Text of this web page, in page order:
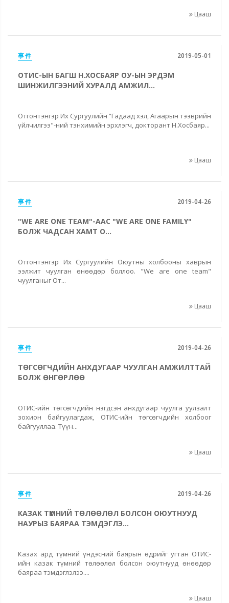
Цааш
事件 2019-05-01
ОТИС-ЫН БАГШ Н.ХОСБАЯР ОУ-ЫН ЭРДЭМ
ШИНЖИЛГЭЭНИЙ ХУРАЛД АМЖИЛ...
Отгонтэнгэр Их Сургуулийн “Гадаад хэл, Агаарын тээврийн
үйлчилгээ"-ний тэнхимийн эрхлэгч, докторант Н.Хосбаяр...
Цааш
事件 2019-04-26
"WE ARE ONE TEAM"-ААС "WE ARE ONE FAMILY"
БОЛЖ ЧАДСАН ХАМТ О...
Отгонтэнгэр Их Сургуулийн Оюутны холбооны хаврын
ээлжит чуулган өнөөдөр боллоо. "We are one team"
чуулганыг От...
Цааш
事件 2019-04-26
ТӨГСӨГЧДИЙН АНХДУГААР ЧУУЛГАН АМЖИЛТТАЙ
БОЛЖ ӨНГӨРЛӨӨ
ОТИС-ийн төгсөгчдийн нэгдсэн анхдугаар чуулга уулзалт
зохион байгуулагдаж, ОТИС-ийн төгсөгчдийн холбоог
байгууллаа. Түүн...
Цааш
事件 2019-04-26
КАЗАК ТҮМНИЙ ТӨЛӨӨЛӨЛ БОЛСОН ОЮУТНУУД
НАУРЫЗ БАЯРАА ТЭМДЭГЛЭ...
Казах ард түмний үндэсний баярын өдрийг угтан ОТИС-
ийн казак түмний төлөөлөл болсон оюутнууд өнөөдөр
баяраа тэмдэглэлээ....
Цааш